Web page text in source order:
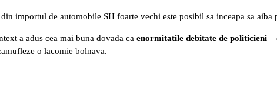
importul de automobile SH foarte vechi este posibil sa inceapa sa
a adus cea mai buna dovada ca enormitatile debitate de politicieni –
o lacomie bolnava.